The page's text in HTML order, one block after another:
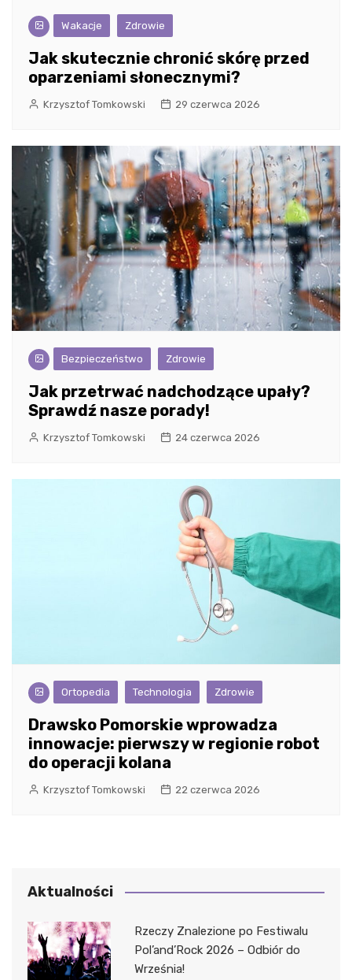
Wakacje Zdrowie
Jak skutecznie chronić skórę przed
oparzeniami słonecznymi?
Krzysztof Tomkowski 29 czerwca 2026
Bezpieczeństwo Zdrowie
Jak przetrwać nadchodzące upały?
Sprawdź nasze porady!
Krzysztof Tomkowski 24 czerwca 2026
Ortopedia Technologia Zdrowie
Drawsko Pomorskie wprowadza
innowacje: pierwszy w regionie robot
do operacji kolana
Krzysztof Tomkowski 22 czerwca 2026
Aktualności
Rzeczy Znalezione po Festiwalu
Pol’and’Rock 2026 – Odbiór do
Września!